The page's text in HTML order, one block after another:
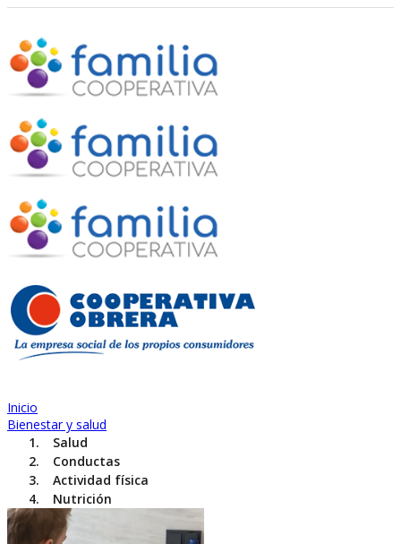
Inicio
Bienestar y salud
Salud
Conductas
Actividad física
Nutrición